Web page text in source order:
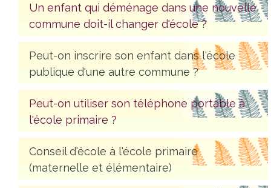
Un enfant qui déménage dans une nouvelle
commune doit-il changer d'école ?
Peut-on inscrire son enfant dans l'école
publique d'une autre commune ?
Peut-on utiliser son téléphone portable à
l'école primaire ?
Conseil d'école à l'école primaire
(maternelle et élémentaire)